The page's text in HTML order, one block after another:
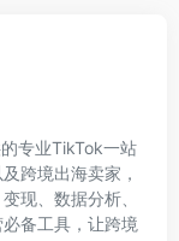
专业TikTok一站
跨境出海卖家，
现、数据分析、
备工具，让跨境